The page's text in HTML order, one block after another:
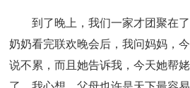
到了晚上，我们一家才团聚在
奶奶看完联欢晚会后，我问妈妈，
说不累，而且她告诉我，今天她帮